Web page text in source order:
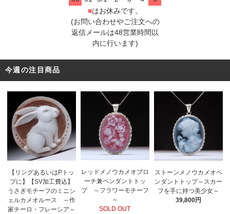
■はお休みです。
(お問い合わせやご注文への
返信メールは48営業時間以
内に行います)
今週の注目商品
【リングあるいはPトッ
プに】【SV加工費込】
うさぎモチーフのミニシ
ェルカメオルース ～作
家チーロ・フレーシア～
レッドメノウカメオブロ
ーチ兼ペンダントトッ
プ ～フラワーモチーフ
～
SOLD OUT
ストーンメノウカメオペ
ンダントトップ～スカー
フを手に持つ美少女～
39,800円